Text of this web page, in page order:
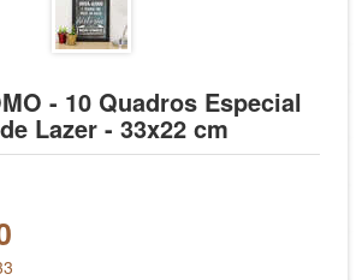
- 10 Quadros Especial
Lazer - 33x22 cm